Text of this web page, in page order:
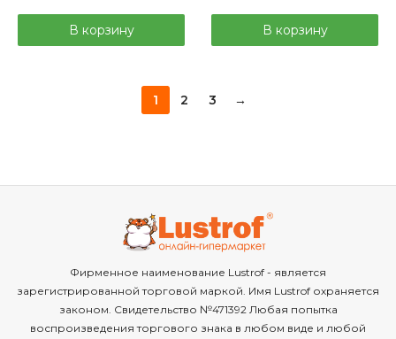
В корзину В корзину
1 2 3 →
Фирменное наименование Lustrof - является
зарегистрированной торговой маркой. Имя Lustrof охраняется
законом. Свидетельство №471392 Любая попытка
воспроизведения торгового знака в любом виде и любой